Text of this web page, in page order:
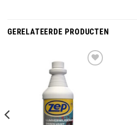
GERELATEERDE PRODUCTEN